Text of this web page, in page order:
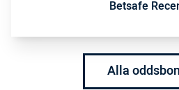
Betsafe
Alla